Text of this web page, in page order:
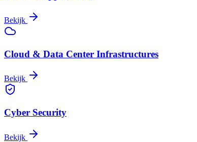
Bekijk
Cloud & Data Center Infrastructures
Bekijk
Cyber Security
Bekijk